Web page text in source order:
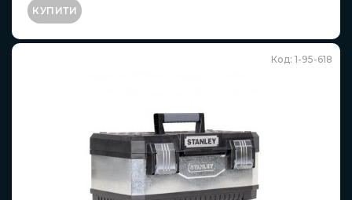
КУПИТИ
Код: 1-95-618